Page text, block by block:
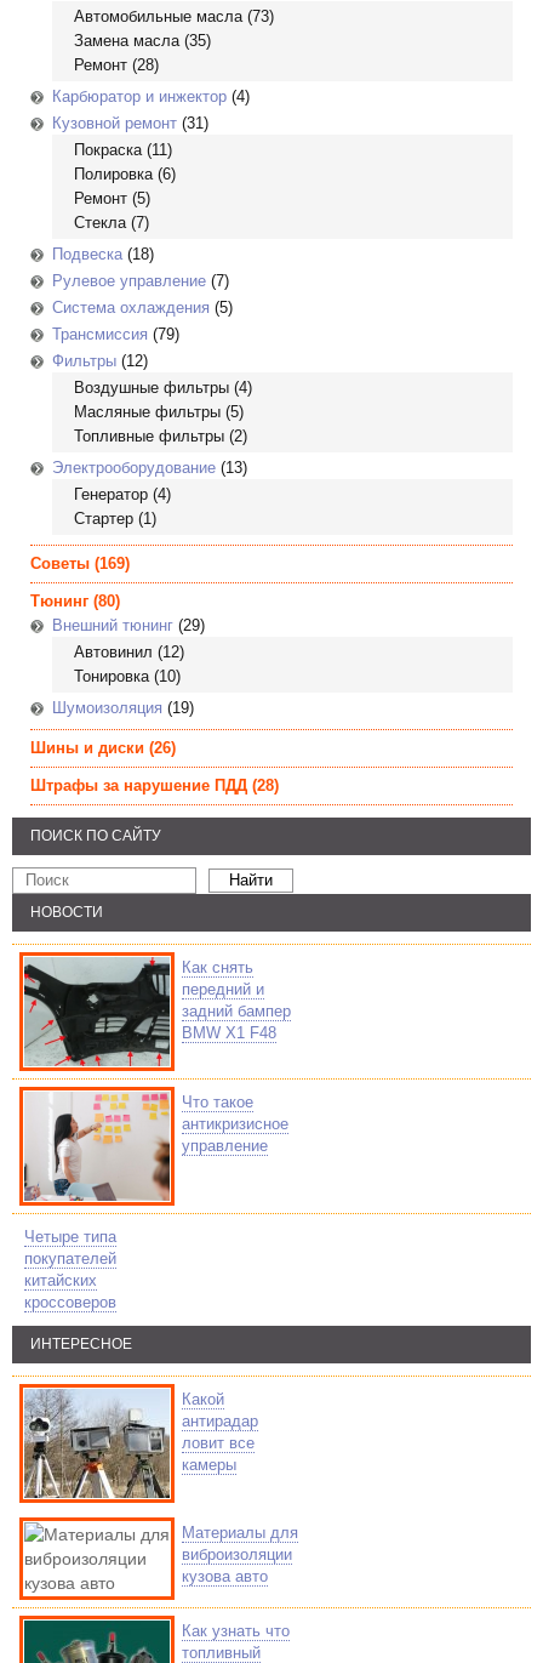
Автомобильные масла(73)
Замена масла(35)
Ремонт (28)
Карбюратор и инжектор (4)
Кузовной ремонт (31)
Покраска(11)
Полировка(6)
Ремонт (5)
Стекла(7)
Подвеска(18)
Рулевое управление (7)
Система охлаждения (5)
Трансмиссия (79)
Фильтры (12)
Воздушные фильтры (4)
Масляные фильтры (5)
Топливные фильтры (2)
Электрооборудование (13)
Генератор (4)
Стартер (1)
Советы (169)
Тюнинг (80)
Внешний тюнинг (29)
Автовинил (12)
Тонировка(10)
Шумоизоляция (19)
Шины и диски (26)
Штрафы за нарушение ПДД (28)
ПОИСК ПО САЙТУ
НОВОСТИ
Как снять
передний и
задний бампер
BMW X1 F48
Что такое
антикризисное
управление
Четыре типа
покупателей
китайских
кроссоверов
ИНТЕРЕСНОЕ
Какой
антирадар
ловит все
камеры
Материалы для
виброизоляции
кузова авто
Как узнать что
топливный